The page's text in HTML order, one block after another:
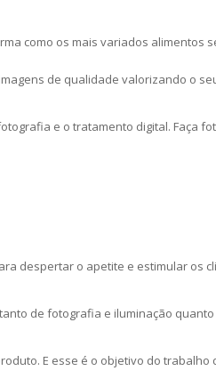
como os mais variados alimentos
de qualidade valorizando o
e o tratamento digital. Faça
despertar o apetite e estimular os
de fotografia e iluminação
E esse é o objetivo do